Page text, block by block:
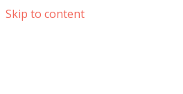
Skip to content